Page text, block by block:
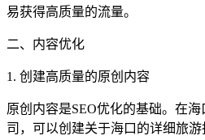
易获得高质量的流量。
二、内容优化
1. 创建高质量的原创内容
原创内容是SEO优化的基础。在
司，可以创建关于海口的详细旅